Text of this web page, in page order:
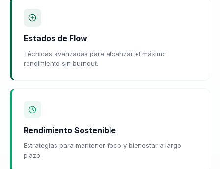
Estados de Flow
Técnicas avanzadas para alcanzar el máximo
rendimiento sin burnout.
Rendimiento Sostenible
Estrategias para mantener foco y bienestar a largo
plazo.